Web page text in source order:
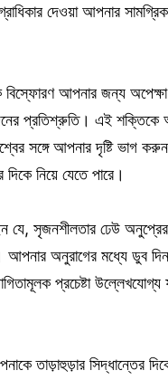
দেওয়া আপনার
আপনার জন্য
প্রতিশ্রুতি। এই শক্তিকে
সঙ্গে আপনার দৃষ্টি ভাগ
নিয়ে যেতে পারে।
যে, সৃজনশীলতার ঢেউ
আপনার অনুরাগের মধ্যে ডুব
প্রচেষ্টা
তাড়াহুড়ার সিদ্ধান্তের